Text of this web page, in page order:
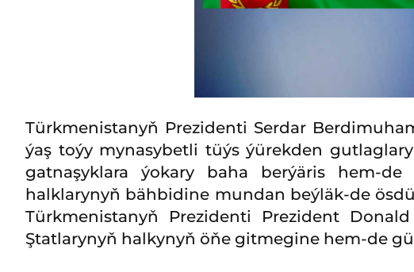
Türkmenistanyň Prezidenti Serdar
ýaş toýy mynasybetli tüýs ýürekden
gatnaşyklara ýokary baha berýäris hem-
halklarynyň bähbidine mundan beýläk-de
Türkmenistanyň Prezidenti Prezident
Ştatlarynyň halkynyň öňe gitmegine hem-de